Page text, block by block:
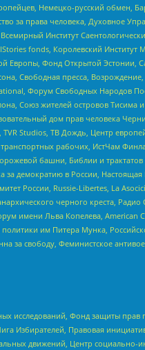
Немецко-русский обмен,
права человека, Духовное
Институт
fonds, Королевский
Фонд Открытой Эстонии,
Свободная пресса,
Форум Свободных Народов
Союз жителей островов
дом прав человека
Studios, ТВ Дождь, Центр
рабочих, ИстЧам
башни, Библии и
демократию в России, Настоящая
России, Russie-Libertes, La
черного креста,
имени Льва Копелева,
им Питера Мунка,
свободу, Феминистское
исследований, Фонд защиты
Правовая
движений, Центр